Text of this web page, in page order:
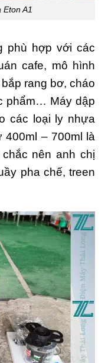
Eton A1
phù hợp với các
cafe, mô hình
rang bơ, cháo
phẩm… Máy dập
các loại ly nhựa
400ml – 700ml là
nên anh chị
pha chế, treen